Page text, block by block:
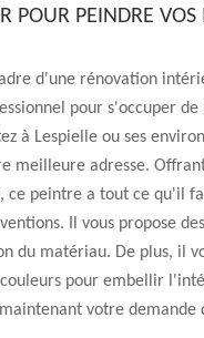
POUR PEINDRE VOS
d'une rénovation
pour s'occuper
à Lespielle ou ses
meilleure adresse.
ce peintre a tout ce qu'il
Il vous propose
du matériau. De plus, il
pour embellir
votre demande